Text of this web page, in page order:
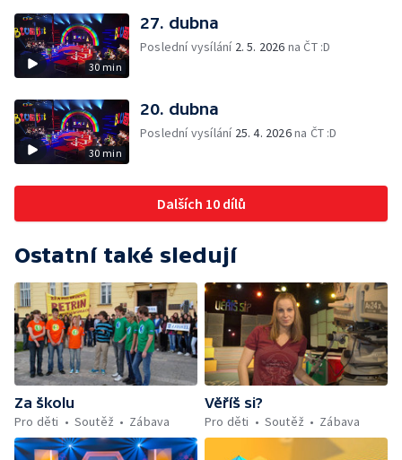
30 min
27. dubna
Poslední vysílání 2. 5. 2026 na ČT :D
30 min
20. dubna
Poslední vysílání 25. 4. 2026na ČT :D
Dalších 10 dílů
Ostatní také sledují
Za školu
Pro děti
Soutěž Zábava
Věříš si?
Pro děti
Soutěž Zábava